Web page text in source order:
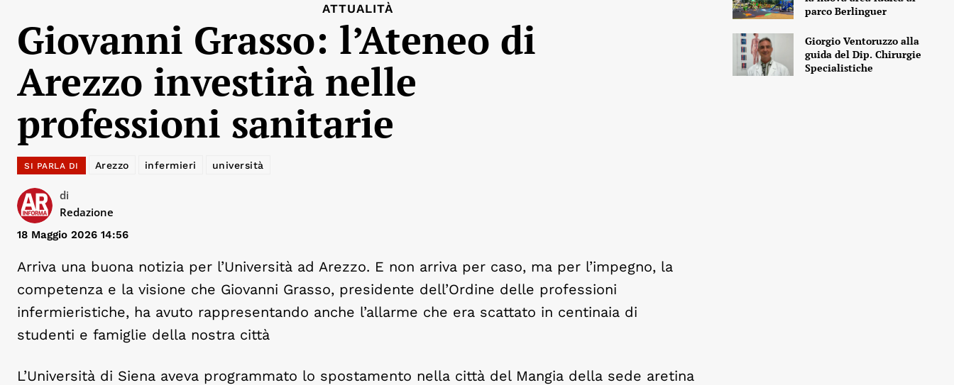
ATTUALITÀ
Giovanni Grasso: l’Ateneo di
Arezzo investirà nelle
professioni sanitarie
SI PARLA DI Arezzo infermieri università
di
Redazione
18 Maggio 2026 14:56
Arriva una buona notizia per l’Università ad Arezzo. E non arriva per caso, ma per l’impegno, la
competenza e la visione che Giovanni Grasso, presidente dell’Ordine delle professioni
infermieristiche, ha avuto rappresentando anche l’allarme che era scattato in centinaia di
studenti e famiglie della nostra città
L’Università di Siena aveva programmato lo spostamento nella città del Mangia della sede aretina
parco Berlinguer
Giorgio Ventoruzzo alla
guida del Dip. Chirurgie
Specialistiche